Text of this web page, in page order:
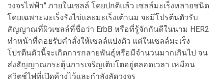
วงจรไฟฟ้า" ภายในเซลล์ โดยปกติแล้ว เซลล์มะเร็งหลายชนิด
โดยเฉพาะมะเร็งรังไข่และมะเร็งเต้านม จะมีโปรตีนตัวรับ
สัญญาณที่ผิวเซลล์ที่ชื่อว่า ErbB หรือที่รู้จักกันดีในนาม HER2
ทำหน้าที่คอยรับคำสั่งให้เซลล์แบ่งตัว แต่ในเซลล์มะเร็ง
โปรตีนตัวนี้จะเกิดการกลายพันธุ์หรือมีจำนวนมากเกินไป จน
ส่งสัญญาณกระตุ้นการเจริญเติบโตอยู่ตลอดเวลา เหมือน
สวิตช์ไฟที่เปิดค้างไว้และกำลังลัดวงจร